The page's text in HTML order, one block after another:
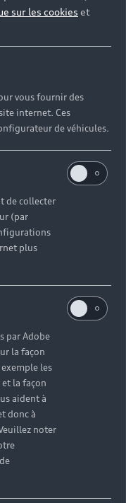
à vos
questions
avec Audi.
d’occasion
S et RS
de chez vous
modèle et par
sur les cookies et
vous fournir des
internet. Ces
de véhicules.
de collecter
(par
plus
par Adobe
la façon
les
la façon
aident à
donc à
noter